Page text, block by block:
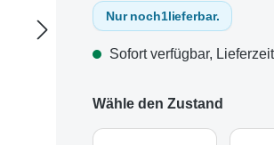
Nur noch1lieferbar.
Sofort verfügbar,
Wähle den Zustand